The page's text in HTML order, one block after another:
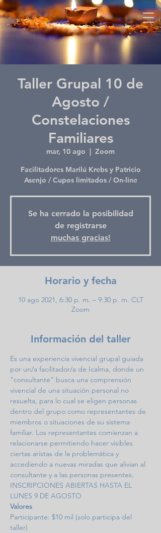
Taller Grupal 10 de
Agosto /
Constelaciones
Familiares
mar, 10 ago
  |
Zoom
Facilitadores Marilú Krebs y Patricio
Asenjo / Cupos limitados / On-line
Se ha cerrado la posibilidad
de registrarse
muchas gracias!
Horario y fecha
10 ago 2021, 6:30 p. m. – 9:30 p. m. CLT
Zoom
Información del taller
Es una experiencia vivencial grupal guiada
por un/a facilitador/a de Icalma, donde un
“consultante” busca una comprensión
vivencial de una situación personal no
resuelta, para lo cual se eligen personas
dentro del grupo como representantes de
miembros o situaciones de su sistema
familiar. Los representantes comienzan a
relacionarse permitiendo hacer visibles
ciertas aristas de la problemática y
accediendo a nuevas miradas que alivian al
consultante y a las personas presentes.
INSCRIPCIONES ABIERTAS HASTA EL
LUNES 9 DE AGOSTO
Valores
Participante: $10 mil (solo participa del
taller)